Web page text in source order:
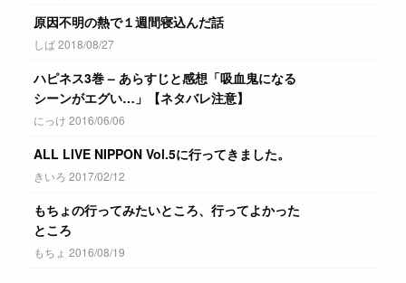
原因不明の熱で１週間寝込んだ話
しば 2018/08/27
ハピネス3巻 – あらすじと感想「吸血鬼になる
シーンがエグい…」【ネタバレ注意】
にっけ 2016/06/06
ALL LIVE NIPPON Vol.5に行ってきました。
きいろ 2017/02/12
もちょの行ってみたいところ、行ってよかった
ところ
もちょ 2016/08/19